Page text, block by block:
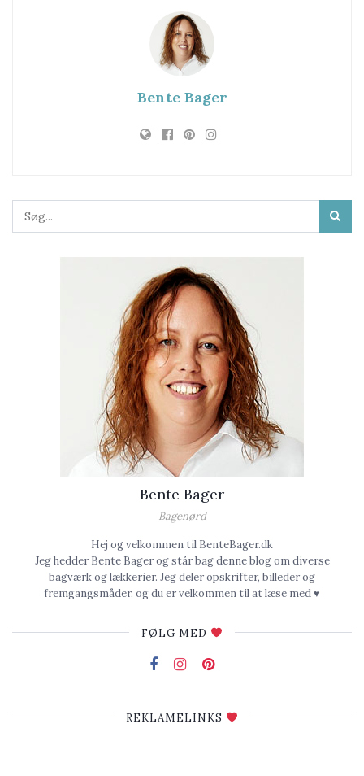
Bente Bager
Bente Bager
Bagenørd
Hej og velkommen til BenteBager.dk
Jeg hedder Bente Bager og står bag denne blog om diverse
bagværk og lækkerier. Jeg deler opskrifter, billeder og
fremgangsmåder, og du er velkommen til at læse med ♥
FØLG MED
REKLAMELINKS